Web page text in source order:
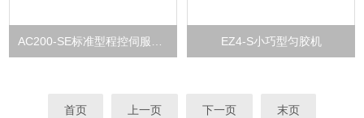
EZ4-S小巧型匀胶机
首页 上一页 下一页 末页